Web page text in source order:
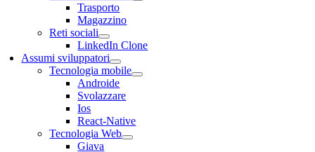
Trasporto
Magazzino
Reti sociali
LinkedIn Clone
Assumi sviluppatori
Tecnologia mobile
Androide
Svolazzare
Ios
React-Native
Tecnologia Web
Giava